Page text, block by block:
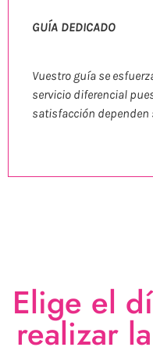
GUÍA DEDICADO
Vuestro guía se
servicio diferencial
satisfacción dependen
Elige el
realizar